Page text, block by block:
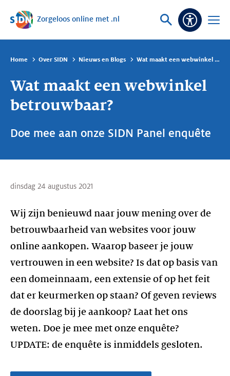
Sla navigatie over
Zorgeloos online met .nl
Vraag
Open
Home Over SIDN Nieuws en Blogs Wat maakt een webwinkel betrouwbaar?
Wat maakt een webwinkel
betrouwbaar?
Doe mee aan onze SIDN Panel enquête
dinsdag 24 augustus 2021
Wij zijn benieuwd naar jouw mening over de
betrouwbaarheid van websites voor jouw
online aankopen. Waarop baseer je jouw
vertrouwen in een website? Is dat op basis van
een domeinnaam, een extensie of op het feit
dat er keurmerken op staan? Of geven reviews
de doorslag bij je aankoop? Laat het ons
weten. Doe je mee met onze enquête?
UPDATE: de enquête is inmiddels gesloten.